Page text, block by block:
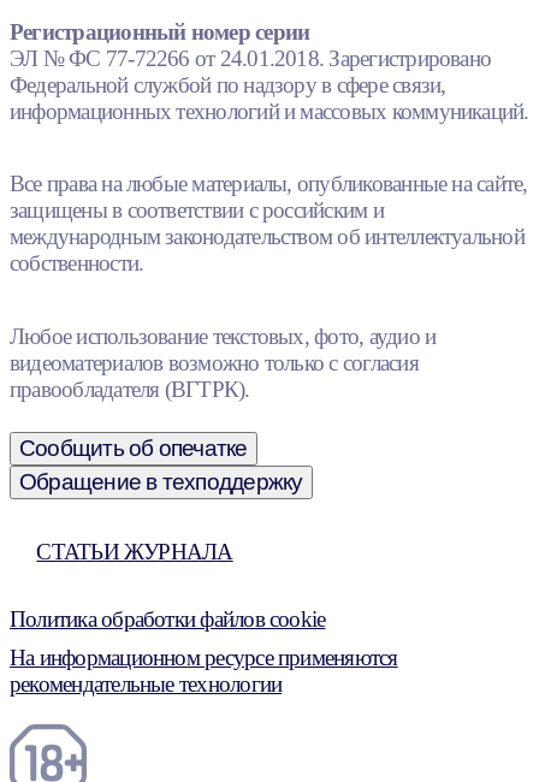
Регистрационный номер серии
ЭЛ № ФС 77-72266 от 24.01.2018. Зарегистрировано
Федеральной службой по надзору в сфере связи,
информационных технологий и массовых коммуникаций.
Все права на любые материалы, опубликованные на сайте,
защищены в соответствии с российским и
международным законодательством об интеллектуальной
собственности.
Любое использование текстовых, фото, аудио и
видеоматериалов возможно только с согласия
правообладателя (ВГТРК).
Сообщить об опечатке
Обращение в техподдержку
СТАТЬИ ЖУРНАЛА
Политика обработки файлов cookie
На информационном ресурсе применяются
рекомендательные технологии